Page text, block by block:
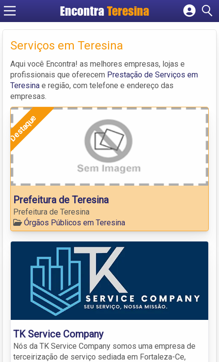
EncontraTeresina
Cadastrar empresa
Criar conta
Serviços em Teresina
Aqui você Encontra! as melhores empresas, lojas e
profissionais que oferecem Prestação de Serviços em
Teresina e região, com telefone e endereço das
empresas.
Destaque
Prefeitura de Teresina
Prefeitura de Teresina
Órgãos Públicos em Teresina
TK Service Company
Nós da TK Service Company somos uma empresa de
terceirização de serviço sediada em Fortaleza-Ce,